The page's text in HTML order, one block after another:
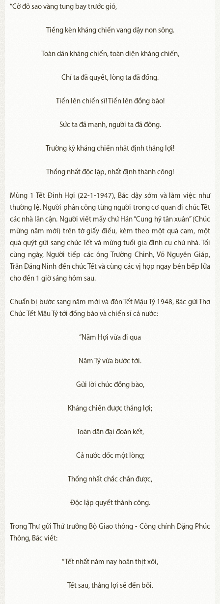
“Cờ đỏ sao vàng tung bay trước gió,
Tiếng kèn kháng chiến vang dậy non sông.
Toàn dân kháng chiến, toàn diện kháng chiến,
Chí ta đã quyết, lòng ta đã đồng.
Tiến lên chiến sĩ! Tiến lên đồng bào!
Sức ta đã mạnh, người ta đã đông.
Trường kỳ kháng chiến nhất định thắng lợi!
Thồng nhất độc lập, nhất định thành công!
Mùng 1 Tết Đinh Hợi (22-1-1947), Bác dậy sớm và làm việc như
thường lệ. Người phân công từng người trong cơ quan đi chúc Tết
các nhà lân cận. Người viết mấy chứ Hán “Cung hỷ tân xuân” (Chúc
mừng năm mới) trên tờ giấy điều, kèm theo một quả cam, một
quả quýt gửi sang chúc Tết và mừng tuổi gia đình cụ chủ nhà. Tối
cùng ngày, Người tiếp các ông Trường Chinh, Võ Nguyên Giáp,
Trần Đăng Ninh đến chúc Tết và cùng các vị họp ngay bên bếp lửa
cho đến 1 giờ sáng hôm sau.
Chuẩn bị bước sang năm mới và đón Tết Mậu Tý 1948, Bác gửi Thơ
Chúc Tết Mậu Tý tới đồng bào và chiến sĩ cả nước:
“Năm Hợi vừa đi qua
Năm Tý vừa bước tới.
Gửi lời chúc đồng bào,
Kháng chiến được thắng lợi;
Toàn dân đại đoàn kết,
Cả nước dốc một lòng;
Thống nhất chắc chắn được,
Độc lập quyết thành công.
Trong Thư gửi Thứ trưởng Bộ Giao thông - Công chính Đặng Phúc
Thông, Bác viết:
“Tết nhất năm nay hoãn thịt xôi,
Tết sau, thắng lợi sẽ đền bồi.